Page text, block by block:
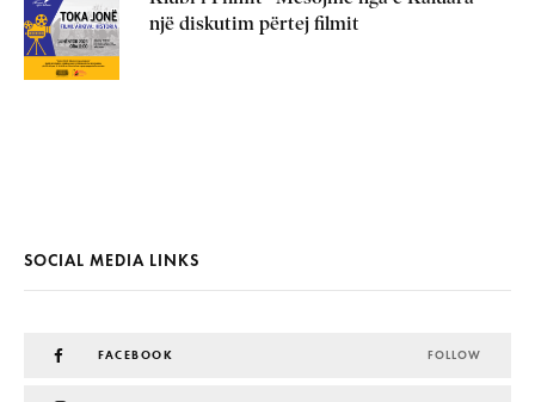
një diskutim përtej filmit
SOCIAL MEDIA LINKS
FACEBOOK FOLLOW